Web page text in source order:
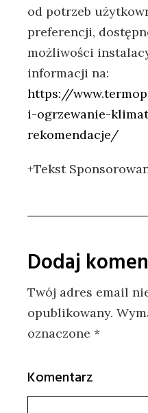
od potrzeb
preferencji,
możliwości
informacji na:
https://
i-ogrzewanie-
rekomendacje/
+Tekst
Dodaj
Twój adres email
opublikowany.
oznaczone*
Komentarz